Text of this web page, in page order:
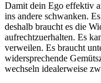
Damit dein Ego effektiv
ins andere schwanken.
deshalb braucht es die
aufrechtzuerhalten. Es
verweilen. Es braucht
widersprechende
wechseln idealerweise